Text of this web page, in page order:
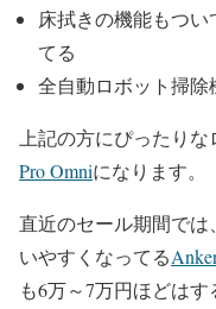
床拭きの機能もつ
てる
全自動ロボット掃除
上記の方にぴったりな
Pro Omniになります。
直近のセール期間で
いやすくなってる
も6万～7万円ほどは